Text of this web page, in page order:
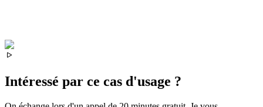
Intéressé par ce cas d'usage ?